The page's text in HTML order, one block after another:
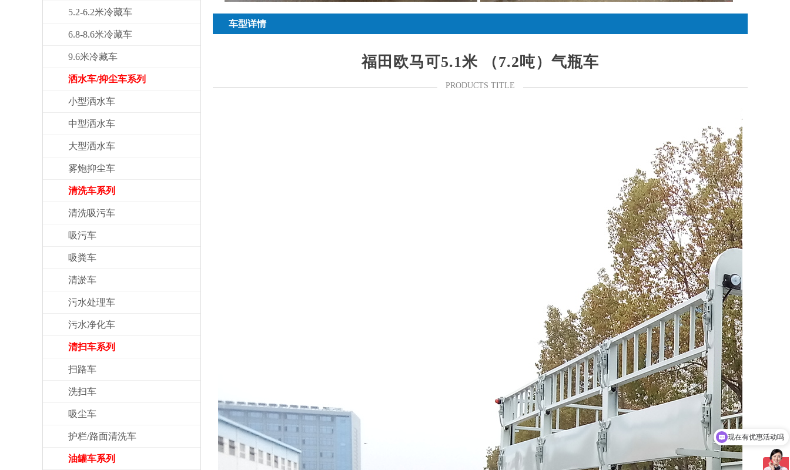
5.2-6.2米冷藏车
6.8-8.6米冷藏车
9.6米冷藏车
洒水车/抑尘车系列
小型洒水车
中型洒水车
大型洒水车
雾炮抑尘车
清洗车系列
清洗吸污车
吸污车
吸粪车
清淤车
污水处理车
污水净化车
清扫车系列
扫路车
洗扫车
吸尘车
护栏/路面清洗车
油罐车系列
车型详情
福田欧马可5.1米 （7.2吨）气瓶车
PRODUCTS TITLE
可以介绍下你们的产品么